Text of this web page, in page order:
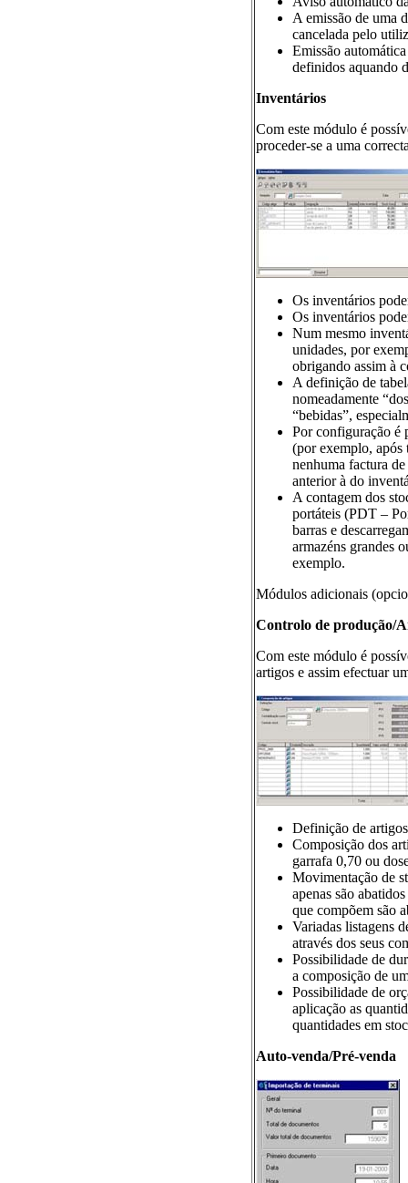
A emissão de uma
cancelada pelo
Emissão
definidos aquando
Inventários
Com este módulo é
proceder-se a uma
Os inventários
Os inventários
Num mesmo
unidades, por
obrigando assim à
A definição de
nomeadamente
“bebidas”,
Por configuração é
(por exemplo, após
nenhuma factura
anterior à do
A contagem dos
portáteis (PDT –
barras e
armazéns grandes
exemplo.
Módulos adicionais
Controlo de produção/
Com este módulo é
artigos e assim efectuar
Definição de
Composição dos
garrafa 0,70 ou
Movimentação de
apenas são
que compõem são
Variadas listagens
através dos seus
Possibilidade de
a composição de
Possibilidade de
aplicação as
quantidades em
Auto-venda/Pré-venda